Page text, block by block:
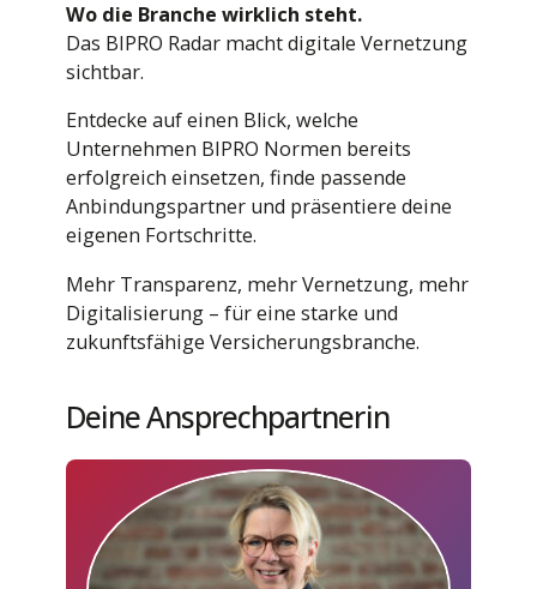
Wo die Branche wirklich steht.
Das BIPRO Radar macht digitale Vernetzung
sichtbar.
Entdecke auf einen Blick, welche
Unternehmen BIPRO Normen bereits
erfolgreich einsetzen, finde passende
Anbindungspartner und präsentiere deine
eigenen Fortschritte.
Mehr Transparenz, mehr Vernetzung, mehr
Digitalisierung – für eine starke und
zukunftsfähige Versicherungsbranche.
Deine Ansprechpartnerin